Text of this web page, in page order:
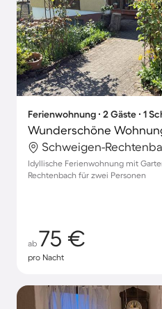
Ferienwohnung ∙ 2 Gäste ∙ 1
Idyllische Ferienwohnung mit
Rechtenbach für zwei Personen
ab 75 €
pro Nacht